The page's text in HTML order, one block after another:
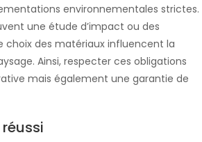
environnementales strictes.
une étude d’impact ou des
choix des matériaux influencent la
Ainsi, respecter ces obligations
mais également une garantie de